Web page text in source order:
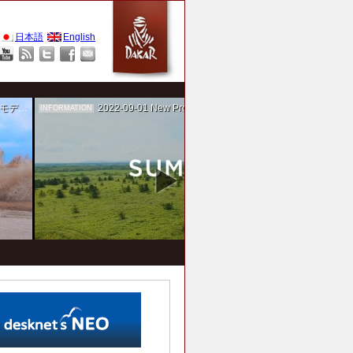
日本語 English
担当 INFORMATION 2022-09-01 New Project！ 未来SUMIKA実験箱